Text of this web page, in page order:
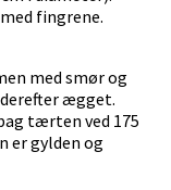
fingrene.
med smør og
ægget.
tærten ved 175
er gylden og